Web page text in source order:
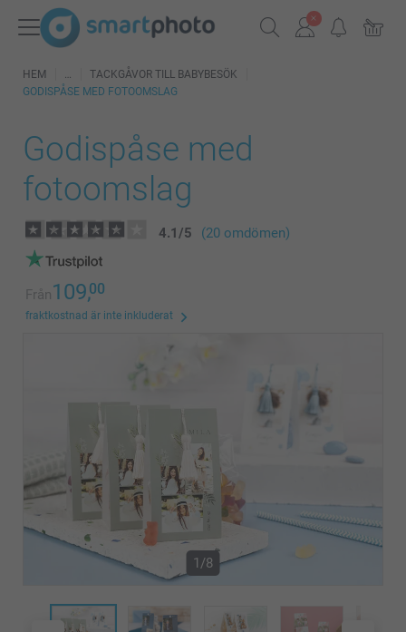
HEM
TACKGÅVOR TILL BABYBESÖK
GODISPÅSE MED FOTOOMSLAG
Godispåse med
fotoomslag
4.1/5 (20 omdömen)
Från109,00
fraktkostnad är inte inkluderat
1/8